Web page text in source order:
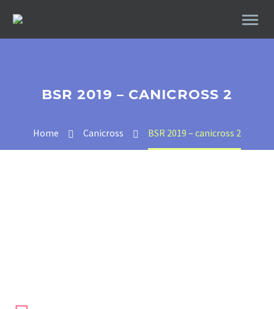
BSR 2019 – CANICROSS 2
Home Canicross BSR 2019 – canicross 2